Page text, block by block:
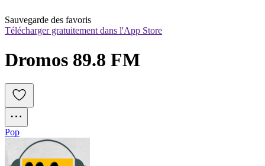
Sauvegarde des favoris
Télécharger gratuitement dans l'App Store
Dromos 89.8 FM
Pop